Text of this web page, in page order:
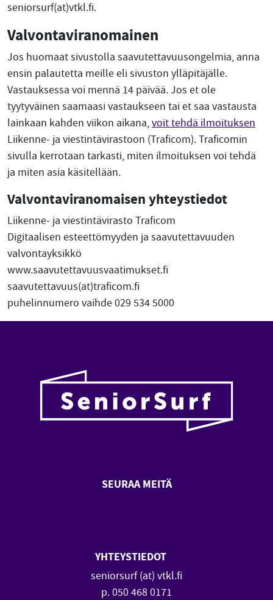
seniorsurf(at)vtkl.fi.
Valvontaviranomainen
Jos huomaat sivustolla saavutettavuusongelmia, anna
ensin palautetta meille eli sivuston ylläpitäjälle.
Vastauksessa voi mennä 14 päivää. Jos et ole
tyytyväinen saamaasi vastaukseen tai et saa vastausta
lainkaan kahden viikon aikana,voit tehdä ilmoituksen
Liikenne- ja viestintävirastoon (Traficom). Traficomin
sivulla kerrotaan tarkasti, miten ilmoituksen voi tehdä
ja miten asia käsitellään.
Valvontaviranomaisen yhteystiedot
Liikenne- ja viestintävirasto Traficom
Digitaalisen esteettömyyden ja saavutettavuuden
valvontayksikkö
www.saavutettavuusvaatimukset.fi
saavutettavuus(at)traficom.fi
puhelinnumero vaihde 029 534 5000
SEURAA MEITÄ
YHTEYSTIEDOT
seniorsurf (at) vtkl.fi
p. 050 468 0171